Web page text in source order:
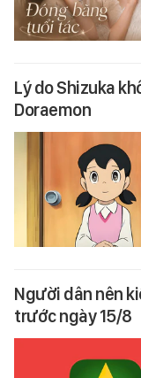
Lý do Shizuka
Doraemon
Người dân nên
trước ngày 15/8